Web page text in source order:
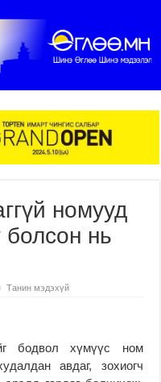
номууд
болсон нь
Танин мэдэхүй
бодвол хүмүүс ном
авдаг, зохиогч